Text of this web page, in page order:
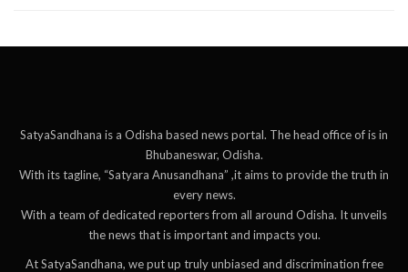
SatyaSandhana is a Odisha based news portal. The head office of is in
Bhubaneswar, Odisha.
With its tagline, “Satyara Anusandhana” ,it aims to provide the truth in
every news.
With a team of dedicated reporters from all around Odisha. It unveils
the news that is important and impacts you.
At SatyaSandhana, we put up truly unbiased and discrimination free